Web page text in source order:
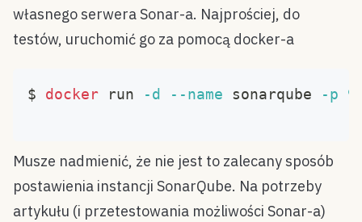
własnego serwera Sonar-a. Najprościej, do
testów, uruchomić go za pomocą docker-a
$ docker run -d --name sonarqube -p
Musze nadmienić, że nie jest to zalecany sposób
postawienia instancji SonarQube. Na potrzeby
artykułu (i przetestowania możliwości Sonar-a)